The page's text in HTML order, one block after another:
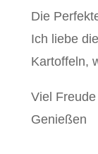
Die
Ich liebe
Kartoffeln,
Viel
Genießen